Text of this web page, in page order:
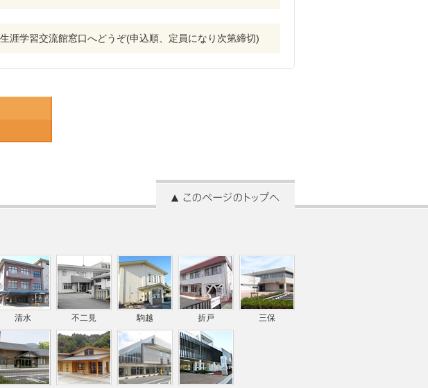
涯学習交流館窓口へどうぞ(申込順、定員になり次第締切)
清水 不二見 駒越 折戸 三保